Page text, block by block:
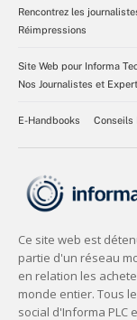
Rencontrez les
Réimpressions
Site Web pour Informa
Nos Journalistes et
E-Handbooks Conseils